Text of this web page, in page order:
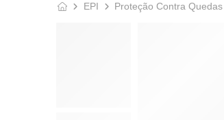
EPI Proteção Contra Quedas